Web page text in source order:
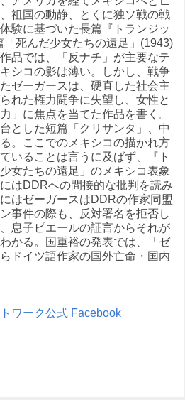
祖国の動静、とくに独ソ戦の戦
験に基づいた長篇『トランジッ
「死んだ少女たちの遠足」(1943)
品では、「反ナチ」が主要なテ
シコの影は薄い。しかし、戦争
ゼーガースは、硬直した社会主
れた権力闘争に失望し、女性と
」に焦点を当てた作品を書く。
とした短篇「クリサンタ」、中
。ここでのメキシコの描かれ方
いることは言うに及ばず、『ト
女たちの遠足」のメキシコ表象
はDDRへの間接的な批判を読み
はゼーガースはDDRの作家同盟
事件の際も、反対署名を拒否し
息子ピエールの証言からそれが
かる。国重裕の発表では、「ゼ
ドイツ語作家の国外亡命・国内
ワーク公式 Facebook